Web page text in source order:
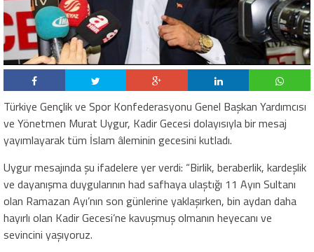
Türkiye Gençlik ve Spor Konfederasyonu Genel Başkan Yardımcısı
ve Yönetmen Murat Uygur, Kadir Gecesi dolayısıyla bir mesaj
yayımlayarak tüm İslam âleminin gecesini kutladı.
Uygur mesajında şu ifadelere yer verdi: “Birlik, beraberlik, kardeşlik
ve dayanışma duygularının had safhaya ulaştığı 11 Ayın Sultanı
olan Ramazan Ayı’nın son günlerine yaklaşırken, bin aydan daha
hayırlı olan Kadir Gecesi’ne kavuşmuş olmanın heyecanı ve
sevincini yaşıyoruz.